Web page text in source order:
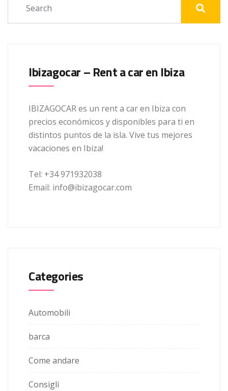
Ibizagocar – Rent a car en Ibiza
IBIZAGOCAR es un rent a car en Ibiza con
precios económicos y disponibles para ti en
distintos puntos de la isla. Vive tus mejores
vacaciones en Ibiza!
Tel: +34 971932038
Email: info@ibizagocar.com
Categories
Automobili
barca
Come andare
Consigli